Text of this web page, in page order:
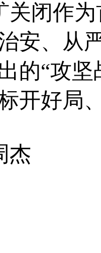
关闭作
安、从
的“攻
开好局
杰